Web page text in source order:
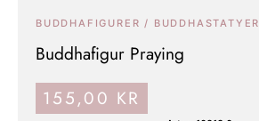
BUDDHAFIGURER / BUDDHASTATYER
Buddhafigur Praying
155,00 KR